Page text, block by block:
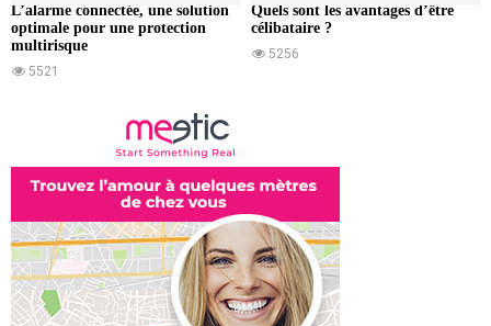
L’alarme connectée, une solution
optimale pour une protection
multirisque
5521
Quels sont les avantages d’être
célibataire ?
5256